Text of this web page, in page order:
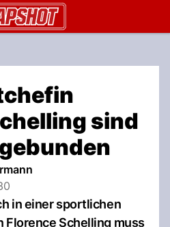
sind
in einer sportlichen
Schelling muss